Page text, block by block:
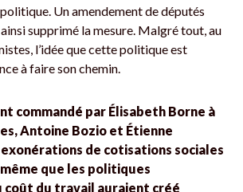
Un amendement de députés
supprimé la mesure. Malgré tout, au
l’idée que cette politique est
à faire son chemin.
commandé par Élisabeth Borne à
Antoine Bozio et Étienne
de cotisations sociales
que les politiques
coût du travail auraient créé